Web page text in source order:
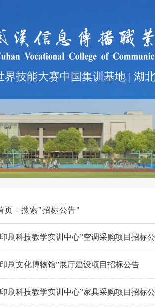
界技能大赛中国集训基地 | 湖
页 - 搜索"招标公告"
刷科技教学实训中心”空调采购项目招标
刷文化博物馆”展厅建设项目招标公告
刷科技教学实训中心”家具采购项目招标